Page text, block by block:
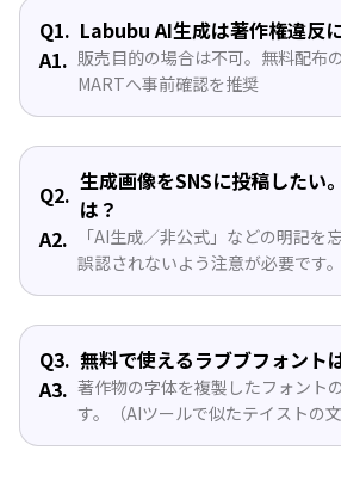
Q1. Labubu AI生成は著作権違反
A1. 販売目的の場合は不可。無料配布
MARTへ事前確認を推奨
Q2. 生成画像をSNSに投稿したい
は？
A2.
「AI生成／非公式」などの明記を
誤認されないよう注意が必要です。
Q3. 無料で使えるラブブフォント
A3. 著作物の字体を複製したフォント
す。（AIツールで似たテイストの文